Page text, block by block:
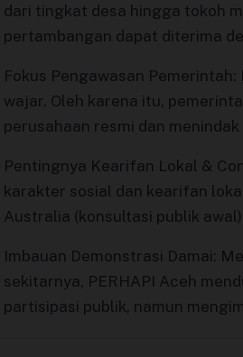
dari tingkat desa hingga tokoh
pertambangan dapat diterima
Fokus Pengawasan
wajar. Oleh karena itu,
perusahaan resmi dan
Pentingnya Kearifan Lokal &
karakter sosial dan kearifan
Australia (konsultasi publik
Imbauan Demonstrasi Damai:
sekitarnya, PERHAPI Aceh
partisipasi publik, namun